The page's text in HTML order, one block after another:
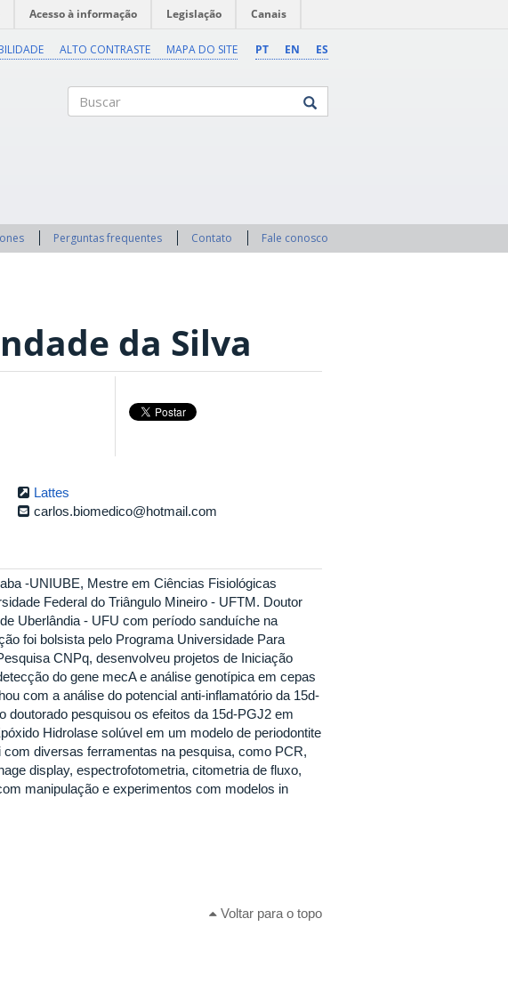
Acesso à informação Legislação Canais
PT EN ES
ALTO CONTRASTE MAPA DO SITE
Perguntas frequentes Contato Fale conosco
da Silva
Lattes
carlos.biomedico@hotmail.com
-UNIUBE, Mestre em Ciências Fisiológicas
Federal do Triângulo Mineiro - UFTM. Doutor
Uberlândia - UFU com período sanduíche na
foi bolsista pelo Programa Universidade Para
CNPq, desenvolveu projetos de Iniciação
do gene mecA e análise genotípica em cepas
com a análise do potencial anti-inflamatório da 15d-
pesquisou os efeitos da 15d-PGJ2 em
Hidrolase solúvel em um modelo de periodontite
diversas ferramentas na pesquisa, como PCR,
display, espectrofotometria, citometria de fluxo,
manipulação e experimentos com modelos in
Voltar para o topo